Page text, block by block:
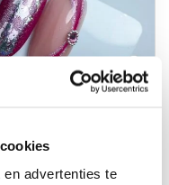
advertenties te